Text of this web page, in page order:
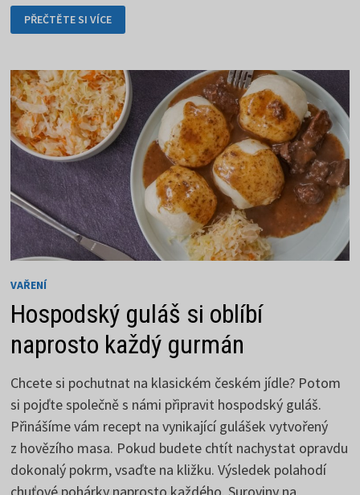
SVÍČKOVÁ
NA
SMETANĚ
VAŠE
CHUTĚ
PŘEČTĚTE SI VÍCE
VAŘENÍ
Hospodský guláš si oblíbí
naprosto každý gurmán
Chcete si pochutnat na klasickém českém jídle? Potom
si pojďte společně s námi připravit hospodský guláš.
Přinášíme vám recept na vynikající gulášek vytvořený
z hovězího masa. Pokud budete chtít nachystat opravdu
dokonalý pokrm, vsaďte na kližku. Výsledek polahodí
chuťové pohárky naprosto každého. Suroviny na